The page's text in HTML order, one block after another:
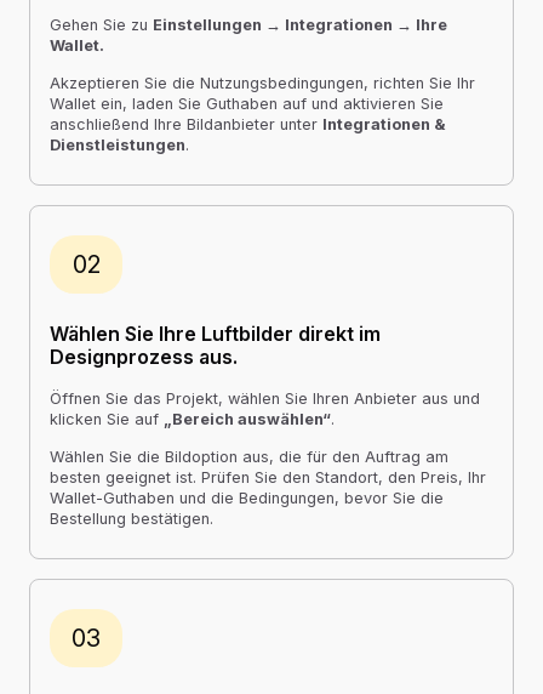
Gehen Sie zu Einstellungen → Integrationen → Ihre
Wallet.
Akzeptieren Sie die Nutzungsbedingungen, richten Sie Ihr
Wallet ein, laden Sie Guthaben auf und aktivieren Sie
anschließend Ihre Bildanbieter unter Integrationen &
Dienstleistungen.
02
Wählen Sie Ihre Luftbilder direkt im
Designprozess aus.
Öffnen Sie das Projekt, wählen Sie Ihren Anbieter aus und
klicken Sie auf „Bereich auswählen“.
Wählen Sie die Bildoption aus, die für den Auftrag am
besten geeignet ist. Prüfen Sie den Standort, den Preis, Ihr
Wallet-Guthaben und die Bedingungen, bevor Sie die
Bestellung bestätigen.
03